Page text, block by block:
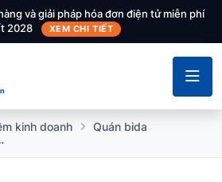
và giải pháp hóa đơn điện tử miễn phí
2028
XEM CHI TIẾT
kinh doanh
Quán bida
cãi vã với khách